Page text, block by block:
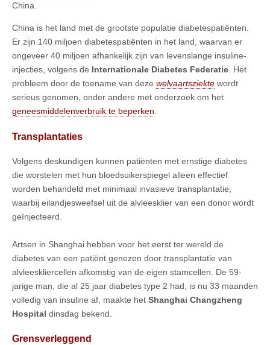
China.
China is het land met de grootste populatie diabetespatiënten.
Er zijn 140 miljoen diabetespatiënten in het land, waarvan er
ongeveer 40 miljoen afhankelijk zijn van levenslange insuline-
injecties, volgens de Internationale Diabetes Federatie. Het
probleem door de toename van deze welvaartsziekte wordt
serieus genomen, onder andere met onderzoek om het
geneesmiddelenverbruik te beperken.
Transplantaties
Volgens deskundigen kunnen patiënten met ernstige diabetes
die worstelen met hun bloedsuikerspiegel alleen effectief
worden behandeld met minimaal invasieve transplantatie,
waarbij eilandjesweefsel uit de alvleesklier van een donor wordt
geïnjecteerd.
Artsen in Shanghai hebben voor het eerst ter wereld de
diabetes van een patiënt genezen door transplantatie van
alvleeskliercellen afkomstig van de eigen stamcellen. De 59-
jarige man, die al 25 jaar diabetes type 2 had, is nu 33 maanden
volledig van insuline af, maakte het Shanghai Changzheng
Hospital dinsdag bekend.
Grensverleggend